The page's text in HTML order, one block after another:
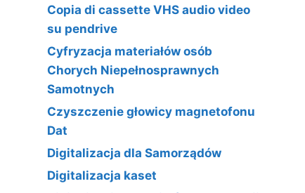
Copia di cassette VHS audio video
su pendrive
Cyfryzacja materiałów osób
Chorych Niepełnosprawnych
Samotnych
Czyszczenie głowicy magnetofonu
Dat
Digitalizacja dla Samorządów
Digitalizacja kaset